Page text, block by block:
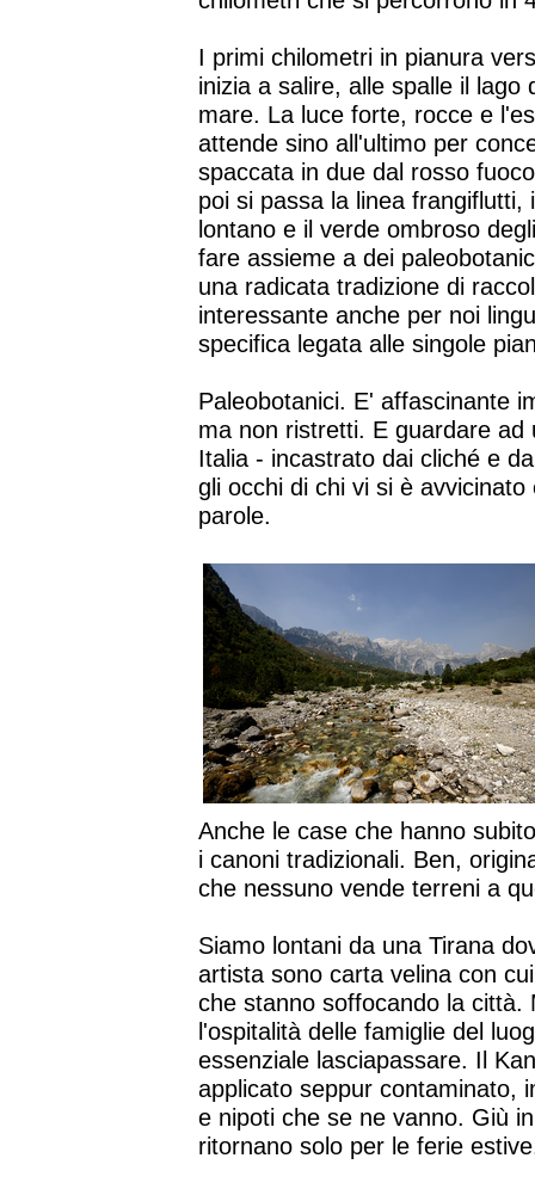
I primi chilometri in pianura
inizia a salire, alle spalle il
mare. La luce forte, rocce e
attende sino all'ultimo per
spaccata in due dal rosso
poi si passa la linea
lontano e il verde ombroso
fare assieme a dei
una radicata tradizione di
interessante anche per noi
specifica legata alle singole
Paleobotanici. E' affascinante
ma non ristretti. E guardare ad
Italia - incastrato dai cliché e
gli occhi di chi vi si è
parole.
Anche le case che hanno
i canoni tradizionali. Ben,
che nessuno vende terreni a
Siamo lontani da una Tirana
artista sono carta velina con
che stanno soffocando la città.
l'ospitalità delle famiglie del
essenziale lasciapassare. Il
applicato seppur contaminato,
e nipoti che se ne vanno. Giù
ritornano solo per le ferie